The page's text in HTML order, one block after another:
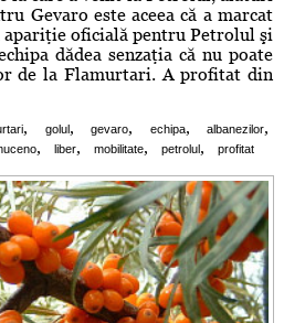
Gevaro este aceea că a marcat
apariţie oficială pentru Petrolul şi
dădea senzaţia că nu poate
de la Flamurtari. A profitat din
, golul, gevaro, echipa, albanezilor,
, liber, mobilitate, petrolul, profitat